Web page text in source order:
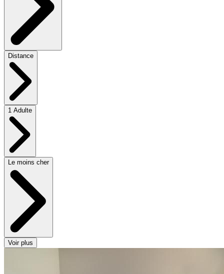
Distance
1 Adulte
Le moins cher
Voir plus